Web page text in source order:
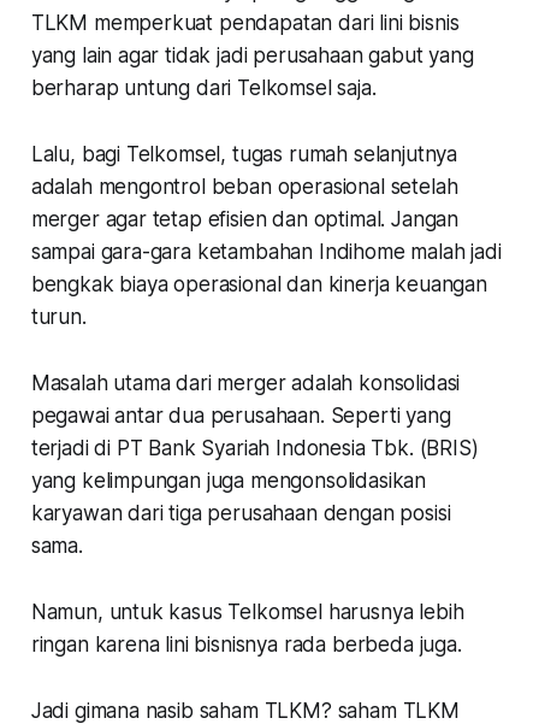
TLKM memperkuat pendapatan dari lini bisnis
yang lain agar tidak jadi perusahaan gabut yang
berharap untung dari Telkomsel saja.
Lalu, bagi Telkomsel, tugas rumah selanjutnya
adalah mengontrol beban operasional setelah
merger agar tetap efisien dan optimal. Jangan
sampai gara-gara ketambahan Indihome malah jadi
bengkak biaya operasional dan kinerja keuangan
turun.
Masalah utama dari merger adalah konsolidasi
pegawai antar dua perusahaan. Seperti yang
terjadi di PT Bank Syariah Indonesia Tbk. (BRIS)
yang kelimpungan juga mengonsolidasikan
karyawan dari tiga perusahaan dengan posisi
sama.
Namun, untuk kasus Telkomsel harusnya lebih
ringan karena lini bisnisnya rada berbeda juga.
Jadi gimana nasib saham TLKM? saham TLKM